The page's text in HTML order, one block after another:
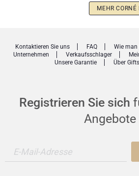
Registrieren Sie sich
Angebote
E-Mail-Adresse
Kontaktieren Sie uns FAQ Wie man
Unternehmen
Verkaufsschlager
Unsere Garantie
Über